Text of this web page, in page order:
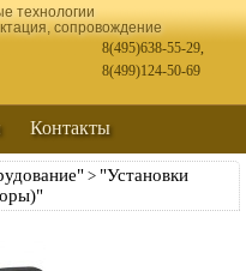
технологии
сопровождение
8(495)638-55-29,
8(499)124-50-69
Контакты
> "Установки